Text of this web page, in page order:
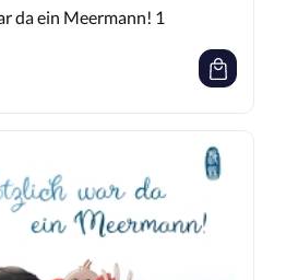
da ein Meermann! 1